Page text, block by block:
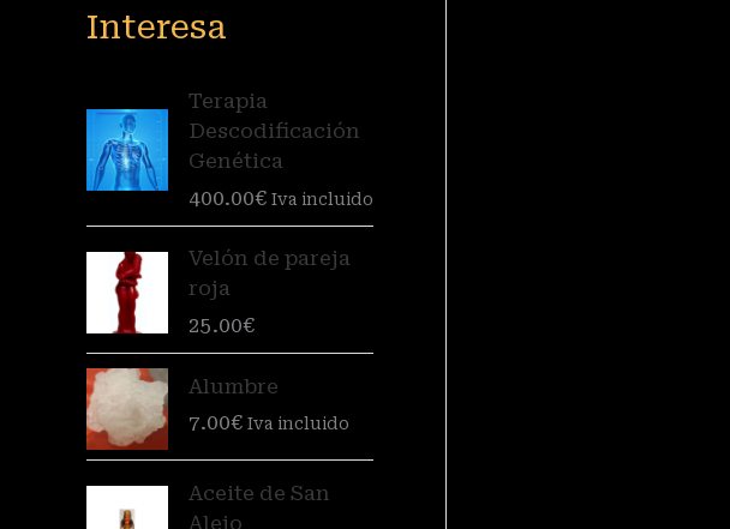
Interesa
Terapia
Descodificación
Genética
400.00€ Iva incluido
Velón de pareja
roja
25.00€
Alumbre
7.00€ Iva incluido
Aceite de San
Alejo